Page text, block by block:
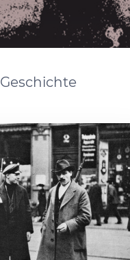
Geschichte